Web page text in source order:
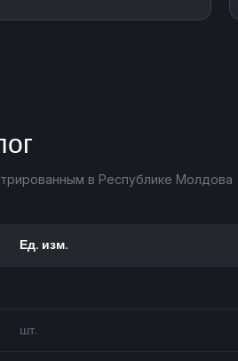
в Республике Молдова
Ед. изм.
шт.